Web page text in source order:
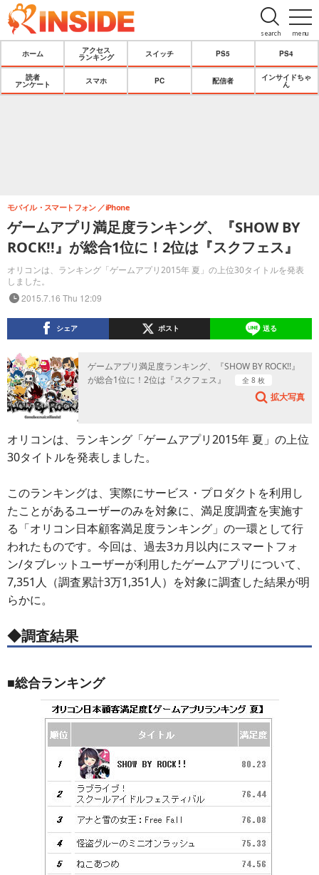
menu
search
ホーム
アクセス
ランキング
スイッチ PS5 PS4
読者
アンケート
スマホ PC 配信者
インサイドちゃ
ん
ゲームアプリ満足度ランキング、『SHOW BY
ROCK!!』が総合1位に！2位は『スクフェス』
オリコンは、ランキング「ゲームアプリ2015年 夏」の上位30タイトルを発表
しました。
モバイル・スマートフォン iPhone
2015.7.16 Thu 12:09
シェア ポスト 送る
ゲームアプリ満足度ランキング、『SHOW BY ROCK!!』
が総合1位に！2位は『スクフェス』
全 8 枚
拡大写真
オリコンは、ランキング「ゲームアプリ2015年 夏」の上位
30タイトルを発表しました。
このランキングは、実際にサービス・プロダクトを利用し
たことがあるユーザーのみを対象に、満足度調査を実施す
る「オリコン日本顧客満足度ランキング」の一環として行
われたものです。今回は、過去3カ月以内にスマートフォ
ン/タブレットユーザーが利用したゲームアプリについて、
7,351人（調査累計3万1,351人）を対象に調査した結果が明
らかに。
◆調査結果
■総合ランキング